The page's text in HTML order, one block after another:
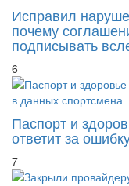
Исправил
почему
подписывать
6
Паспорт и
ответит за
7